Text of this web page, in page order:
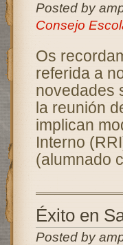
Posted by
Consejo
Os
referida a
novedades
la reunión
implican
Interno
(alumnado
Éxito en
Posted by